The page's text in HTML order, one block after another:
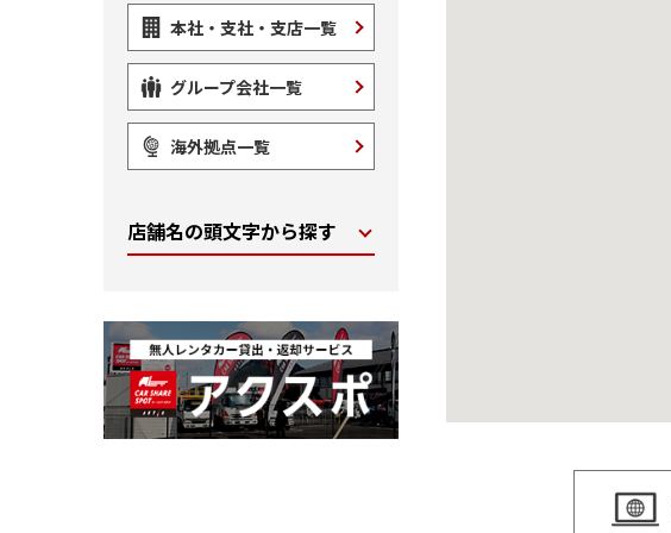
本社・支社・支店一覧
グループ会社一覧
海外拠点一覧
店舗名の頭文字から探す